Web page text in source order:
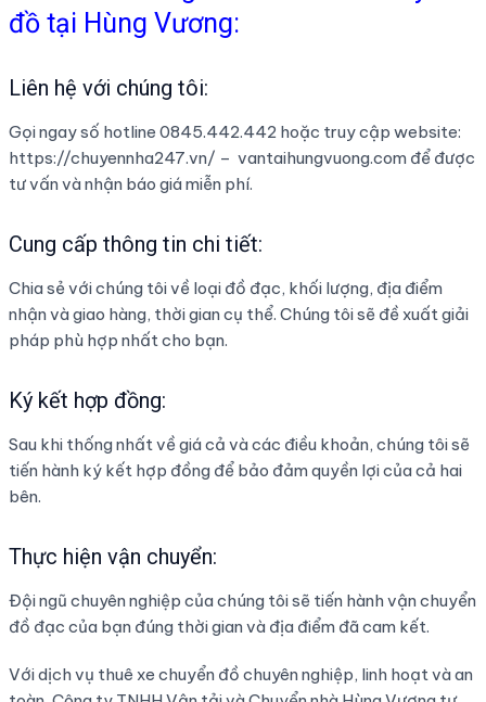
đồ tại Hùng Vương:
Liên hệ với chúng tôi:
Gọi ngay số hotline 0845.442.442 hoặc truy cập website:
https://chuyennha247.vn/ – vantaihungvuong.com để được
tư vấn và nhận báo giá miễn phí.
Cung cấp thông tin chi tiết:
Chia sẻ với chúng tôi về loại đồ đạc, khối lượng, địa điểm
nhận và giao hàng, thời gian cụ thể. Chúng tôi sẽ đề xuất giải
pháp phù hợp nhất cho bạn.
Ký kết hợp đồng:
Sau khi thống nhất về giá cả và các điều khoản, chúng tôi sẽ
tiến hành ký kết hợp đồng để bảo đảm quyền lợi của cả hai
bên.
Thực hiện vận chuyển:
Đội ngũ chuyên nghiệp của chúng tôi sẽ tiến hành vận chuyển
đồ đạc của bạn đúng thời gian và địa điểm đã cam kết.
Với dịch vụ thuê xe chuyển đồ chuyên nghiệp, linh hoạt và an